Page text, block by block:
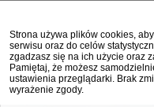
Strona używa plików cookies,
serwisu oraz do celów
zgadzasz się na ich użycie oraz
Pamiętaj, że możesz
ustawienia przeglądarki. Brak
wyrażenie zgody.